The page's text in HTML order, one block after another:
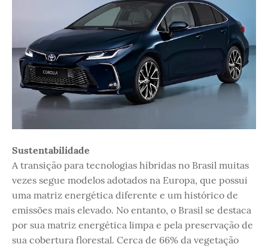
Sustentabilidade
A transição para tecnologias híbridas no Brasil muitas
vezes segue modelos adotados na Europa, que possui
uma matriz energética diferente e um histórico de
emissões mais elevado. No entanto, o Brasil se destaca
por sua matriz energética limpa e pela preservação de
sua cobertura florestal. Cerca de 66% da vegetação